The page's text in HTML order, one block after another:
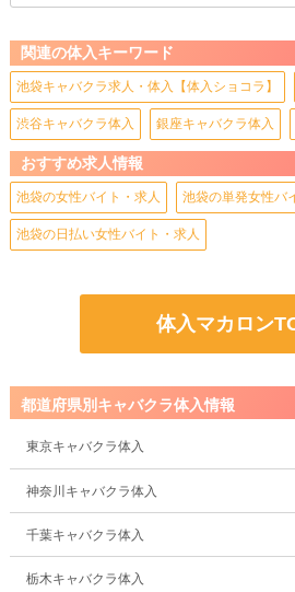
関連の体入キーワード
池袋キャバクラ求人・体入【体入ショコラ】
渋谷キャバクラ体入 銀座キャバクラ体入
おすすめ求人情報
池袋の女性バイト・求人 池袋の単発女性バ
池袋の日払い女性バイト・求人
体入マカロン
都道府県別キャバクラ体入情報
東京キャバクラ体入
神奈川キャバクラ体入
千葉キャバクラ体入
栃木キャバクラ体入